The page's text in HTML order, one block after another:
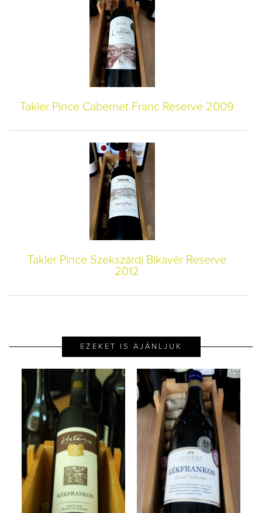
Takler Pince Cabernet Franc Reserve 2009
Takler Pince Szekszárdi Bikavér Reserve
2012
EZEKET IS AJÁNLJUK